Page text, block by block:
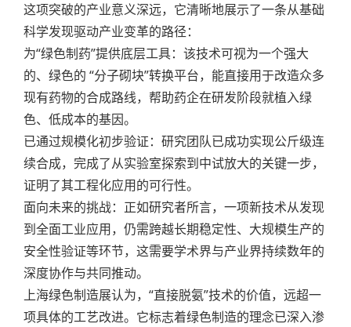
这项突破的产业意义深远，它清晰地展示了一条从基础
科学发现驱动产业变革的路径：
为“绿色制药”提供底层工具：该技术可视为一个强大
的、绿色的 “分子砌块”转换平台，能直接用于改造众多
现有药物的合成路线，帮助药企在研发阶段就植入绿
色、低成本的基因。
已通过规模化初步验证：研究团队已成功实现公斤级连
续合成，完成了从实验室探索到中试放大的关键一步，
证明了其工程化应用的可行性。
面向未来的挑战：正如研究者所言，一项新技术从发现
到全面工业应用，仍需跨越长期稳定性、大规模生产的
安全性验证等环节，这需要学术界与产业界持续数年的
深度协作与共同推动。
上海绿色制造展认为，“直接脱氨”技术的价值，远超一
项具体的工艺改进。它标志着绿色制造的理念已深入渗